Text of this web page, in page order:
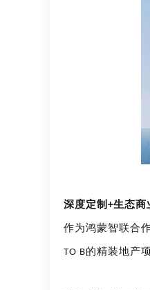
深度定制 +生态商
作为鸿蒙智联合
TO B的精装地产